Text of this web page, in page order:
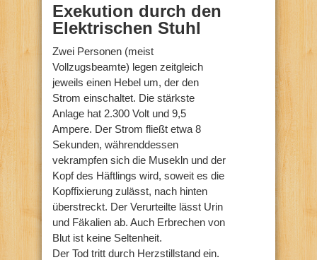
Exekution durch den
Elektrischen Stuhl
Zwei Personen (meist
Vollzugsbeamte) legen zeitgleich
jeweils einen Hebel um, der den
Strom einschaltet. Die stärkste
Anlage hat 2.300 Volt und 9,5
Ampere. Der Strom fließt etwa 8
Sekunden, währenddessen
vekrampfen sich die Musekln und der
Kopf des Häftlings wird, soweit es die
Kopffixierung zulässt, nach hinten
überstreckt. Der Verurteilte lässt Urin
und Fäkalien ab. Auch Erbrechen von
Blut ist keine Seltenheit.
Der Tod tritt durch Herzstillstand ein.